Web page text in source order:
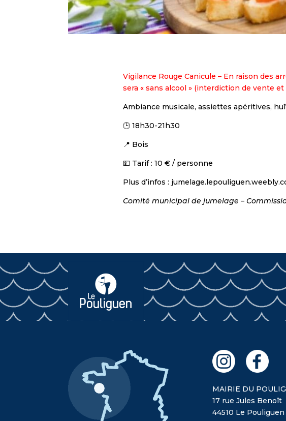
Vigilance Rouge Canicule – En raison des
sera « sans alcool » (interdiction de vente
Ambiance musicale, assiettes apéritives,
🕒 18h30-21h30
📍 Bois
💵 Tarif : 10 € / personne
Plus d’infos :
Comité municipal de jumelage –
MAIRIE DU
17 rue Jules Benoît
44510 Le Pouliguen